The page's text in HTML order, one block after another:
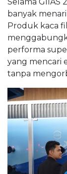
banyak
Produk kaca
performa
yang mencari
tanpa